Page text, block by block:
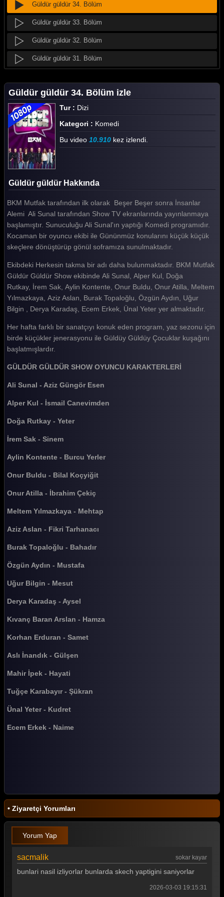
Güldür güldür 34. Bölüm
Güldür güldür 33. Bölüm
Güldür güldür 32. Bölüm
Güldür güldür 31. Bölüm
Güldür güldür 29. Bölüm
Güldür güldür 28. Bölüm
Güldür güldür 27. Bölüm
Güldür güldür 26. Bölüm
Güldür güldür 25. Bölüm
Güldür güldür 24. Bölüm
Güldür güldür 23. Bölüm
Güldür güldür 22. Bölüm
Güldür güldür 21. Bölüm
Güldür güldür 19. Bölüm
Güldür güldür 18. Bölüm
Güldür güldür 17. Bölüm
Güldür güldür 16. Bölüm
Güldür güldür 15. Bölüm
Güldür güldür 14. Bölüm
Güldür güldür 13. Bölüm
Güldür güldür 12. Bölüm
Güldür güldür 11. Bölüm
Güldür güldür 10. Bölüm
Güldür güldür 9. Bölüm
Güldür güldür 8. Bölüm
Güldür güldür 7. Bölüm
Güldür güldür 6. Bölüm
Güldür güldür 5. Bölüm
Güldür güldür 4. Bölüm
Güldür güldür 3. Bölüm
Güldür güldür 2. Bölüm
Güldür güldür 1. Bölüm
Tüm Bölümleri Göster
Güldür güldür 34. Bölüm izle
Tur : Dizi
Kategori : Komedi
Bu video 10.910 kez izlendi.
Güldür güldür Hakkında
BKM Mutfak tarafından ilk olarak Beşer Beşer sonra İnsanlar
Alemi Ali Sunal tarafından Show TV ekranlarında yayınlanmaya
başlamıştır. Sunuculuğu Ali Sunal'ın yaptığı Komedi programıdır.
Kocaman bir oyuncu ekibi ile Gününmüz konularını küçük küçük
skeçlere dönüştürüp gönül soframıza sunulmaktadır.
Ekibdeki Herkesin takma bir adı daha bulunmaktadır. BKM Mutfak
Güldür Güldür Show ekibinde Ali Sunal, Alper Kul, Doğa
Rutkay, İrem Sak, Aylin Kontente, Onur Buldu, Onur Atilla, Meltem
Yılmazkaya, Aziz Aslan, Burak Topaloğlu, Özgün Aydın, Uğur
Bilgin , Derya Karadaş, Ecem Erkek, Ünal Yeter yer almaktadır.
Her hafta farklı bir sanatçıyı konuk eden program, yaz sezonu için
birde küçükler jenerasyonu ile Güldüy Güldüy Çocuklar kuşağını
başlatmışlardır.
GÜLDÜR GÜLDÜR SHOW OYUNCU KARAKTERLERİ
Ali Sunal - Aziz Güngör Esen
Alper Kul - İsmail Canevimden
Doğa Rutkay - Yeter
İrem Sak - Sinem
Aylin Kontente - Burcu Yerler
Onur Buldu - Bilal Koçyiğit
Onur Atilla - İbrahim Çekiç
Meltem Yılmazkaya - Mehtap
Aziz Aslan - Fikri Tarhanacı
Burak Topaloğlu - Bahadır
Özgün Aydın - Mustafa
Uğur Bilgin - Mesut
Derya Karadaş - Aysel
Kıvanç Baran Arslan - Hamza
Korhan Erduran - Samet
Aslı İnandık - Gülşen
Mahir İpek - Hayati
Tuğçe Karabayır - Şükran
Ünal Yeter - Kudret
Ecem Erkek - Naime
• Ziyaretçi Yorumları
Yorum Yap
sacmalik sokar kayar
bunlari nasil izliyorlar bunlarda skech yaptigini saniyorlar
2026-03-03 19:15:31